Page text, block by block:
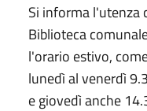
Si informa l'utenza
Biblioteca
l'orario estivo,
lunedì al venerdì
e giovedì anche